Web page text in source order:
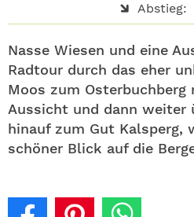
Abstieg:
Nasse Wiesen und eine
Radtour durch das eher
Moos zum Osterbuchberg
Aussicht und dann weiter
hinauf zum Gut Kalsperg,
schöner Blick auf die